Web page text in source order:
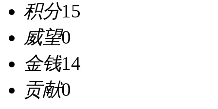
积分15
威望0
金钱14
贡献0